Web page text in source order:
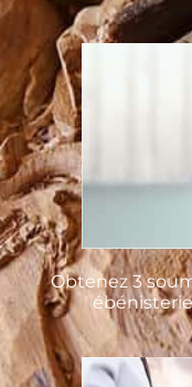
Obtenez 3